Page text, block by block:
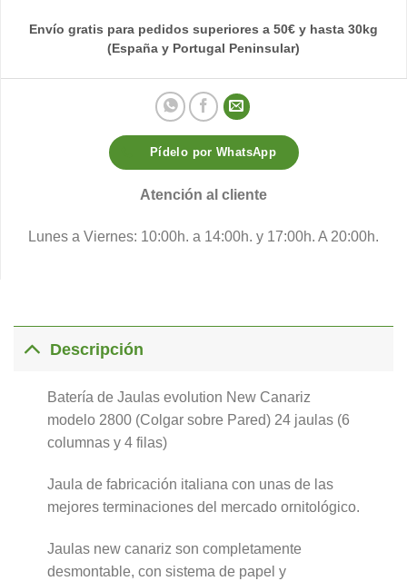
Envío gratis para pedidos superiores a 50€ y hasta 30kg
(España y Portugal Peninsular)
Pídelo por WhatsApp
Atención al cliente
Lunes a Viernes: 10:00h. a 14:00h. y 17:00h. A 20:00h.
Descripción
Batería de Jaulas evolution New Canariz
modelo 2800 (Colgar sobre Pared) 24 jaulas (6
columnas y 4 filas)
Jaula de fabricación italiana con unas de las
mejores terminaciones del mercado ornitológico.
Jaulas new canariz son completamente
desmontable, con sistema de papel y